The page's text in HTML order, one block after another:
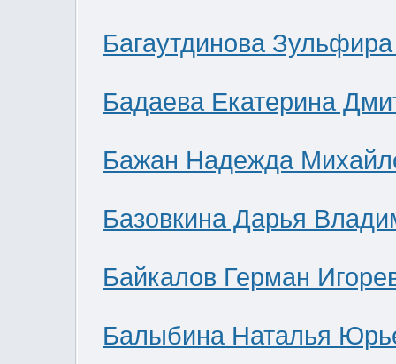
Багаутдинова
Бадаева Екатерина
Бажан Надежда
Базовкина Дарья
Байкалов Герман
Балыбина Наталья